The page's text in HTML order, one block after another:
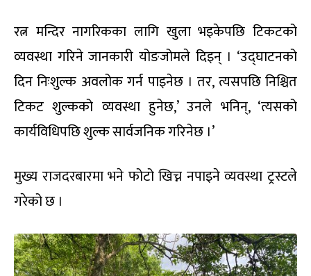
रत्न मन्दिर नागरिकका लागि खुला भइकेपछि टिकटको
व्यवस्था गरिने जानकारी योङजोमले दिइन् । ‘उद्घाटनको
दिन निःशुल्क अवलोक गर्न पाइनेछ । तर, त्यसपछि निश्चित
टिकट शुल्कको व्यवस्था हुनेछ,’ उनले भनिन्, ‘त्यसको
कार्यविधिपछि शुल्क सार्वजनिक गरिनेछ ।’
मुख्य राजदरबारमा भने फोटो खिच्न नपाइने व्यवस्था ट्रस्टले
गरेको छ ।